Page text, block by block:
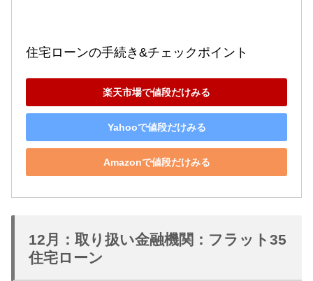
住宅ローンの手続き&チェックポイント
楽天市場で値段だけみる
Yahooで値段だけみる
Amazonで値段だけみる
12月：取り扱い金融機関：フラット35
住宅ローン